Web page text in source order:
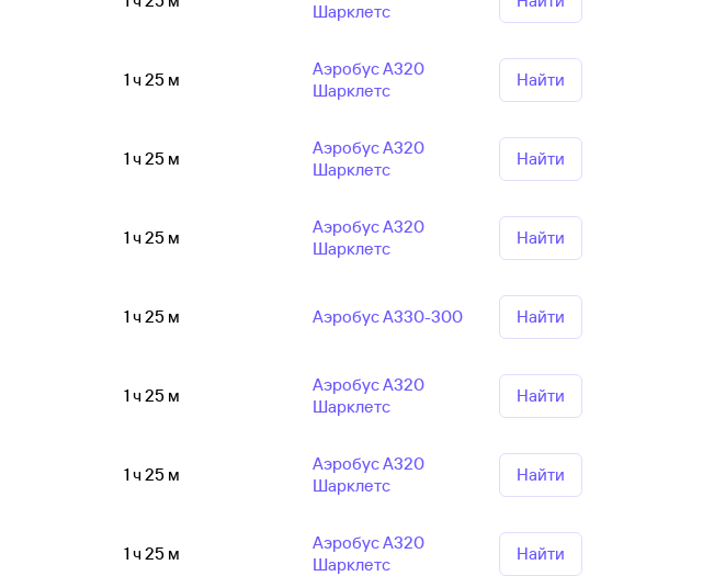
Шарклетс
1 ч 25 м
Аэробус А320
Шарклетс
Найти
1 ч 25 м
Аэробус А320
Шарклетс
Найти
1 ч 25 м
Аэробус А320
Шарклетс
Найти
1 ч 25 м Аэробус А330-300 Найти
1 ч 25 м
Аэробус А320
Шарклетс
Найти
1 ч 25 м
Аэробус А320
Шарклетс
Найти
1 ч 25 м
Аэробус А320
Шарклетс
Найти